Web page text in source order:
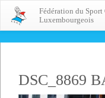
Fédération du
Luxembourgeois
DSC_8869